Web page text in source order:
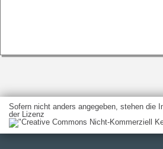
Sofern nicht anders angegeben, stehen die
der Lizenz